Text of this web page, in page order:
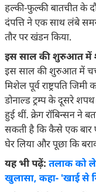
हल्की-फुल्की बातचीत के
दंपत्ति ने एक साथ लंबे
तौर पर खंडन किया.
इस साल की शुरुआत में
इस साल की शुरुआत में
मिशेल पूर्व राष्ट्रपति
डोनाल्ड ट्रम्प के दूसरे
हुई थीं. क्रेग रॉबिन्सन ने
सकती है कि कैसे एक बार
घेर लिया और पूछा कि
यह भी पढ़ें: तलाक को
खुलासा, कहा- 'खाई से